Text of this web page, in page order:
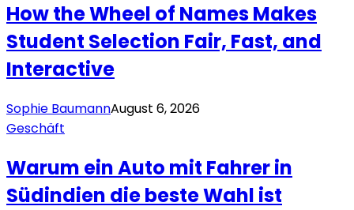
How the Wheel of Names Makes
Student Selection Fair, Fast, and
Interactive
Sophie BaumannAugust 6, 2026
Geschäft
Warum ein Auto mit Fahrer in
Südindien die beste Wahl ist